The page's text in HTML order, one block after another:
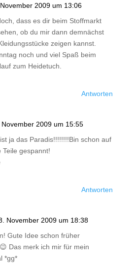
2009 um 13:06
dass es dir beim Stoffmarkt
ob du mir dann demnächst
zeigen kannst.
noch und viel Spaß beim
zum Heidetuch.
Antworten
2009 um 15:55
ja das Paradis!!!!!!!!Bin schon auf
Teile gespannt!
Antworten
November 2009 um 18:38
Gute Idee schon früher
Das merk ich mir für mein
*gg*